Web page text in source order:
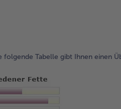
Tabelle gibt Ihnen einen